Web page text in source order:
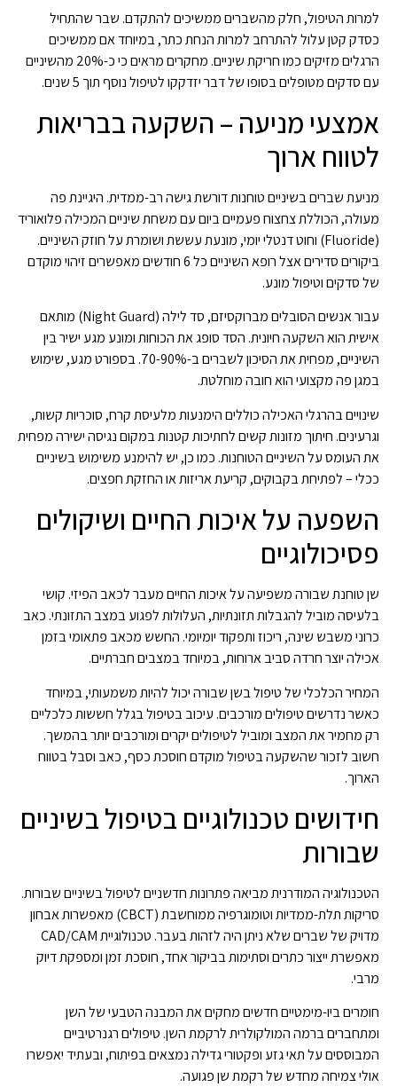
למרות הטיפול, חלק מהשברים ממשיכים להתקדם. שבר שהתחיל
כסדק קטן עלול להתרחב למרות הנחת כתר, במיוחד אם ממשיכים
הרגלים מזיקים כמו חריקת שיניים. מחקרים מראים כי כ-20% מהשיניים
עם סדקים מטופלים בסופו של דבר יזדקקו לטיפול נוסף תוך 5 שנים.
אמצעי מניעה – השקעה בבריאות
לטווח ארוך
מניעת שברים בשיניים טוחנות דורשת גישה רב-ממדית. היגיינת פה
מעולה, הכוללת צחצוח פעמיים ביום עם משחת שיניים המכילה פלואוריד
(Fluoride) וחוט דנטלי יומי, מונעת עששת ושומרת על חוזק השיניים.
ביקורים סדירים אצל רופא השיניים כל 6 חודשים מאפשרים זיהוי מוקדם
של סדקים וטיפול מונע.
עבור אנשים הסובלים מברוקסיזם, סד לילה (Night Guard) מותאם
אישית הוא השקעה חיונית. הסד סופג את הכוחות ומונע מגע ישיר בין
השיניים, מפחית את הסיכון לשברים ב-70-90%. בספורט מגע, שימוש
במגן פה מקצועי הוא חובה מוחלטת.
שינויים בהרגלי האכילה כוללים הימנעות מלעיסת קרח, סוכריות קשות,
וגרעינים. חיתוך מזונות קשים לחתיכות קטנות במקום נגיסה ישירה מפחית
את העומס על השיניים הטוחנות. כמו כן, יש להימנע משימוש בשיניים
ככלי – לפתיחת בקבוקים, קריעת אריזות או החזקת חפצים.
השפעה על איכות החיים ושיקולים
פסיכולוגיים
שן טוחנת שבורה משפיעה על איכות החיים מעבר לכאב הפיזי. קושי
בלעיסה מוביל להגבלות תזונתיות, העלולות לפגוע במצב התזונתי. כאב
כרוני משבש שינה, ריכוז ותפקוד יומיומי. החשש מכאב פתאומי בזמן
אכילה יוצר חרדה סביב ארוחות, במיוחד במצבים חברתיים.
המחיר הכלכלי של טיפול בשן שבורה יכול להיות משמעותי, במיוחד
כאשר נדרשים טיפולים מורכבים. עיכוב בטיפול בגלל חששות כלכליים
רק מחמיר את המצב ומוביל לטיפולים יקרים ומורכבים יותר בהמשך.
חשוב לזכור שהשקעה בטיפול מוקדם חוסכת כסף, כאב וסבל בטווח
הארוך.
חידושים טכנולוגיים בטיפול בשיניים
שבורות
הטכנולוגיה המודרנית מביאה פתרונות חדשניים לטיפול בשיניים שבורות.
סריקות תלת-ממדיות וטומוגרפיה ממוחשבת (CBCT) מאפשרות אבחון
מדויק של שברים שלא ניתן היה לזהות בעבר. טכנולוגיית CAD/CAM
מאפשרת ייצור כתרים וסתימות בביקור אחד, חוסכת זמן ומספקת דיוק
מרבי.
חומרים ביו-מימטיים חדשים מחקים את המבנה הטבעי של השן
ומתחברים ברמה המולקולרית לרקמת השן. טיפולים רגנרטיביים
המבוססים על תאי גזע ופקטורי גדילה נמצאים בפיתוח, ובעתיד יאפשרו
אולי צמיחה מחדש של רקמת שן פגועה.